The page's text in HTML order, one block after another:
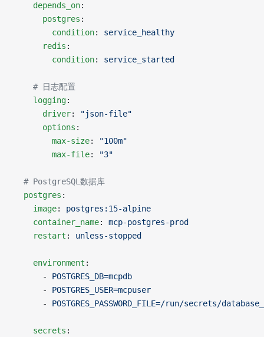
    depends_on
:
      postgres
:
        condition
: service_healthy
      redis
:
        condition
: service_started
    # 日志配置
    logging
:
      driver
:
"json-file"
      options
:
        max-size
:
"100m"
        max-file
: "3"
  # PostgreSQL数据库
  postgres
:
    image
: postgres:15-alpine
    container_name
: mcp-postgres-prod
    restart
: unless-stopped
    environment
:
      -
POSTGRES_DB=mcpdb
      -
POSTGRES_USER=mcpuser
      -
POSTGRES_PASSWORD_FILE=/run/secrets/
    secrets
: